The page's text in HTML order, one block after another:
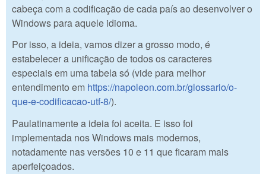
cabeça com a codificação de cada país ao desenvolver o
Windows para aquele idioma.
Por isso, a ideia, vamos dizer a grosso modo, é
estabelecer a unificação de todos os caracteres
especiais em uma tabela só (vide para melhor
entendimento em https://napoleon.com.br/glossario/o-
que-e-codificacao-utf-8/).
Paulatinamente a ideia foi aceita. E isso foi
implementada nos Windows mais modernos,
notadamente nas versões 10 e 11 que ficaram mais
aperfeiçoados.